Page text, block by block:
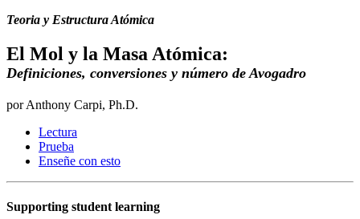
Teoria y Estructura Atómica
El Mol y la Masa Atómica:
Definiciones, conversiones y número de Avogadro
por Anthony Carpi, Ph.D.
Lectura
Prueba
Enseñe con esto
Supporting student learning